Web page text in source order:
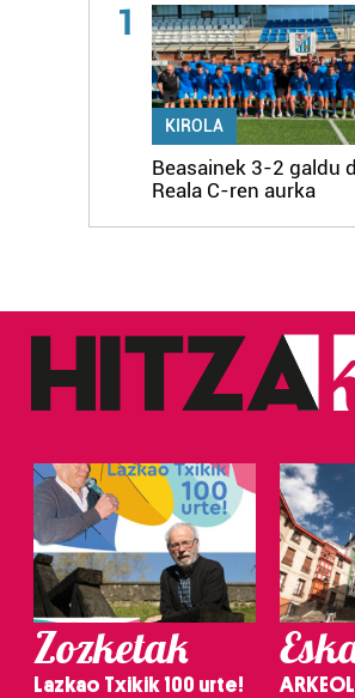
1
KIROLA
Beasainek 3-2 galdu
Reala C-ren aurka
Zozketak
Lazkao Txikik 100 urte!